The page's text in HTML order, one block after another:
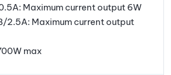
Maximum current output 6W
2.5A: Maximum current output
max